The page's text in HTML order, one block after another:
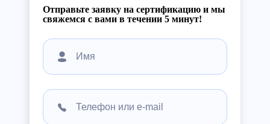
Отправьте заявку на сертификацию и мы
свяжемся с вами в течении 5 минут!